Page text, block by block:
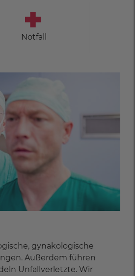
Notfall
gynäkologische
Außerdem führen
Unfallverletzte. Wir